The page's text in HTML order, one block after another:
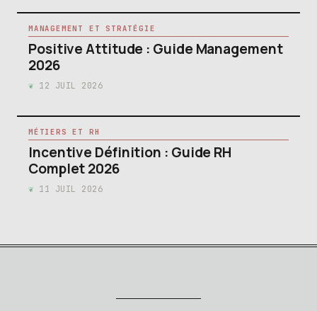
MANAGEMENT ET STRATÉGIE
Positive Attitude : Guide Management
2026
12 JUIL 2026
MÉTIERS ET RH
Incentive Définition : Guide RH
Complet 2026
11 JUIL 2026